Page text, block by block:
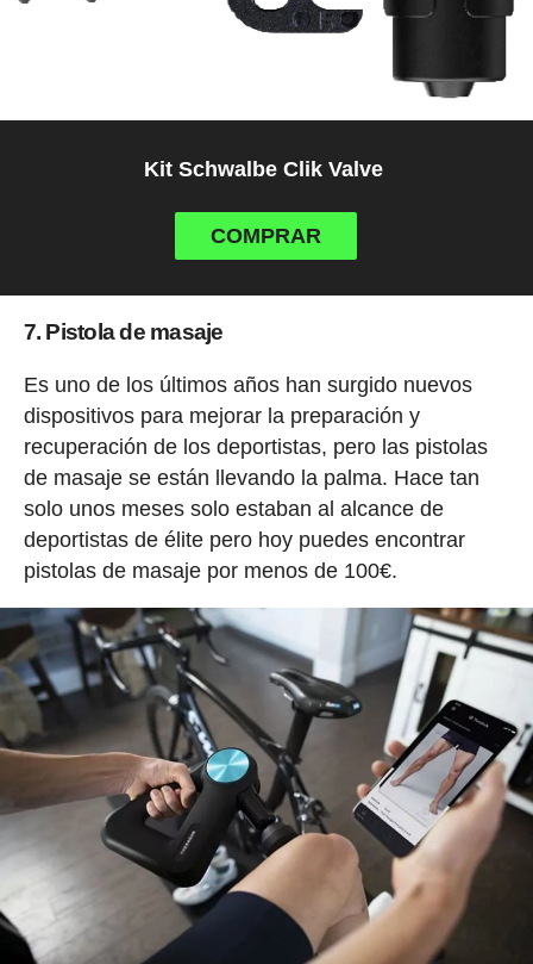
Kit Schwalbe Clik Valve
COMPRAR
7. Pistola de masaje
Es uno de los últimos años han surgido nuevos
dispositivos para mejorar la preparación y
recuperación de los deportistas, pero las pistolas
de masaje se están llevando la palma. Hace tan
solo unos meses solo estaban al alcance de
deportistas de élite pero hoy puedes encontrar
pistolas de masaje por menos de 100€.